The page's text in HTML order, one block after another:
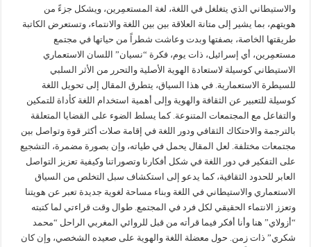
والاستيطاني الذي يتغلغل في اللغة، لغة المستعمِرين، ويشكل جزءً من
هويتهم، بما يشير إلى متانة العلاقة بين بين اللغة والانتماء، وتستعرض الكاتبة
طريقتها الخاصة، بصفتها وبدت وعاشت شطراً من حياتها في مجتمع
مستعمِرين، أي إسرائيل، ذات يوم، فكرة “نسيان” اللسان الاستعماري
الاستيطاني كوسيلة لاستعادة الهوية الأصلية والتحرر من الأثر السلبي
للسيطرة الاستعمارية. في هذا السياق، يتطرق المقال إلى تحويل اللغة
كوسيلة للتعبير عن الثقافة والهوية وإلى أهمية استخدام اللغة كأداة للتمكين
والتفاعل مع المجتمعات المتنوعة. كما يسلط الضوء على القضايا المتعلقة
بالترجمة والاحتكاك الثقافي ودور اللغة في إقامة صلات أكثر قوة وتواصل بين
مجتمعات مختلفة. لعل المقال يحمل في طياته، وإن بصورة مضمرة، التشجيع
على التفكير في دور اللغة في شكل أفكارنا وتصوراتنا وكيفية تعزيز التواصل
العابر للحدود الثقافية، كما يدعو إلى استكشاف سبل التخلص من السياق
الاستعماري والاستيطاني في اللغة وبناء مساحة لغوية جديدة تعبر عن هويتنا
وتعزز الانتماء الحقيقي لكل فرد في المجتمع. طوال وقت قراءتي لما كتبته
“أزولاي” هنا وأنا أفكر فيما قرأته من قبل للروائي المغربي الراحل “محمد
شكري” ذات زمن. حول معضلة اللغة والهوية على صعيده الشخصي، وإن كان